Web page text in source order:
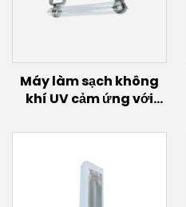
Máy làm sạch không
khí UV cảm ứng với
(200W~600W)